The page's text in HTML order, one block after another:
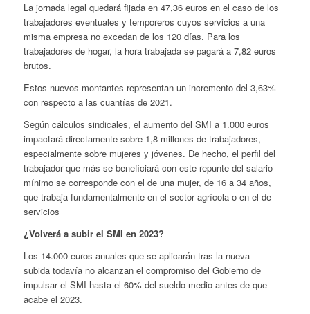
La jornada legal quedará fijada en 47,36 euros en el caso de los
trabajadores eventuales y temporeros cuyos servicios a una
misma empresa no excedan de los 120 días. Para los
trabajadores de hogar, la hora trabajada se pagará a 7,82 euros
brutos.
Estos nuevos montantes representan un incremento del 3,63%
con respecto a las cuantías de 2021.
Según cálculos sindicales, el aumento del SMI a 1.000 euros
impactará directamente sobre 1,8 millones de trabajadores,
especialmente sobre mujeres y jóvenes. De hecho, el perfil del
trabajador que más se beneficiará con este repunte del salario
mínimo se corresponde con el de una mujer, de 16 a 34 años,
que trabaja fundamentalmente en el sector agrícola o en el de
servicios
¿Volverá a subir el SMI en 2023?
Los 14.000 euros anuales que se aplicarán tras la nueva
subida todavía no alcanzan el compromiso del Gobierno de
impulsar el SMI hasta el 60% del sueldo medio antes de que
acabe el 2023.